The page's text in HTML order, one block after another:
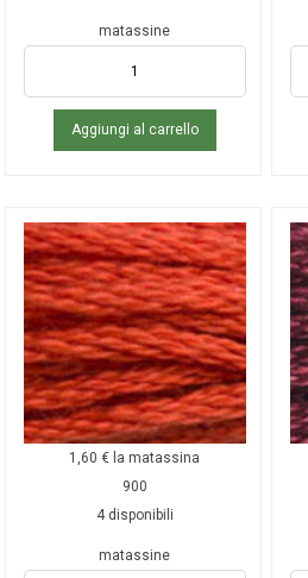
matassine
Aggiungi al carrello
1,60€ la matassina
900
4 disponibili
matassine